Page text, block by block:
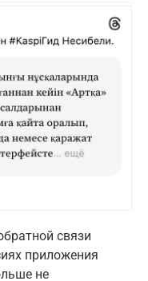
связи
приложения
не